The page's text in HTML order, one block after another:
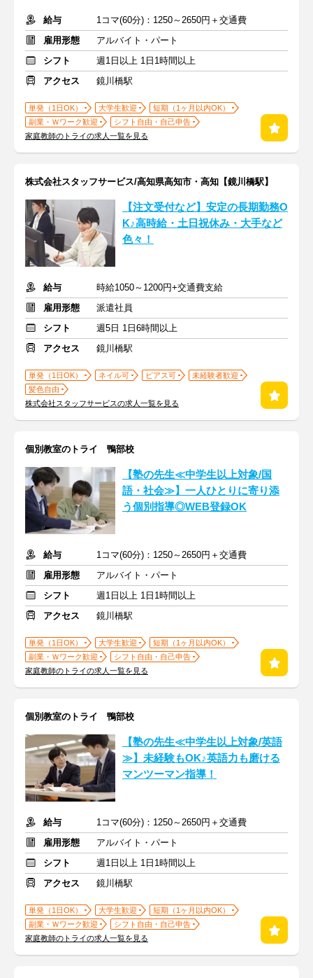
給与
1コマ(60分)：1250～2650円＋交通費
雇用形態
アルバイト・パート
シフト
週1日以上 1日1時間以上
アクセス
鏡川橋駅
単発（1日OK） 大学生歓迎
短期（1ヶ月以内OK）
副業・Ｗワーク歓迎
シフト自由・自己申告
家庭教師のトライの求人一覧を見る
株式会社スタッフサービス/高知県高知市・高知【鏡川橋駅】
【注文受付など】安定の長期勤務O
K♪高時給・土日祝休み・大手など
色々！
給与
時給1050～1200円+交通費支給
雇用形態
派遣社員
シフト
週5日 1日6時間以上
アクセス
鏡川橋駅
単発（1日OK） ネイル可 ピアス可
未経験者歓迎
髪色自由
株式会社スタッフサービスの求人一覧を見る
個別教室のトライ 鴨部校
【塾の先生≪中学生以上対象/国
語・社会≫】一人ひとりに寄り添
う個別指導◎WEB登録OK
給与
1コマ(60分)：1250～2650円＋交通費
雇用形態
アルバイト・パート
シフト
週1日以上 1日1時間以上
アクセス
鏡川橋駅
単発（1日OK） 大学生歓迎
短期（1ヶ月以内OK）
副業・Ｗワーク歓迎
シフト自由・自己申告
家庭教師のトライの求人一覧を見る
個別教室のトライ 鴨部校
【塾の先生≪中学生以上対象/英語
≫】未経験もOK♪英語力も磨ける
マンツーマン指導！
給与
1コマ(60分)：1250～2650円＋交通費
雇用形態
アルバイト・パート
シフト
週1日以上 1日1時間以上
アクセス
鏡川橋駅
単発（1日OK） 大学生歓迎
短期（1ヶ月以内OK）
副業・Ｗワーク歓迎
シフト自由・自己申告
家庭教師のトライの求人一覧を見る